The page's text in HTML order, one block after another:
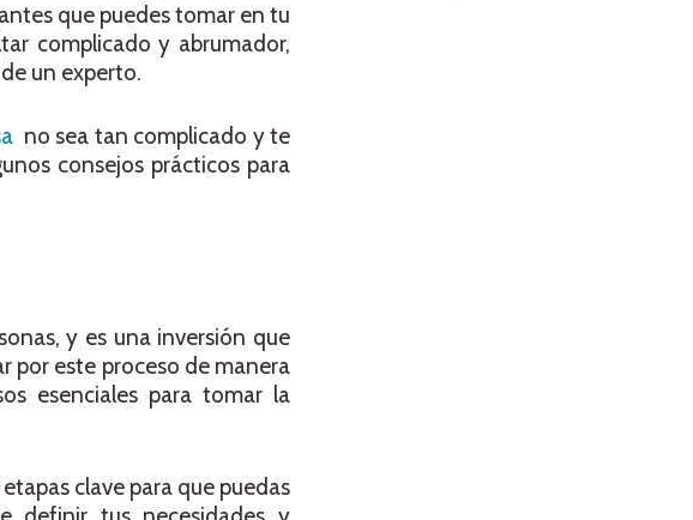
que puedes tomar en tu
complicado y abrumador,
un experto.
no sea tan complicado y te
consejos prácticos para
y es una inversión que
por este proceso de manera
esenciales para tomar la
clave para que puedas